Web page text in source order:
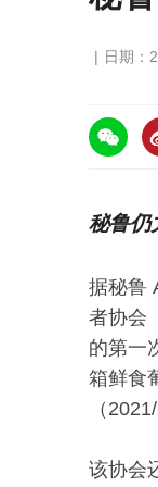
日期：
https://
秘鲁仍
据秘鲁
者协会
的第一
箱鲜食
（
该协会